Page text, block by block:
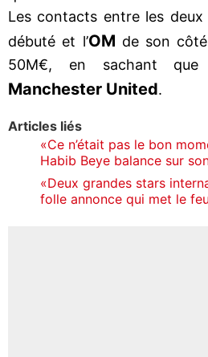
Les contacts entre les
débuté et l’OM de son
50M€, en sachant
Manchester United.
Articles liés
«Ce n’était pas le bon
Habib Beye balance sur
«Deux grandes stars
folle annonce qui met le